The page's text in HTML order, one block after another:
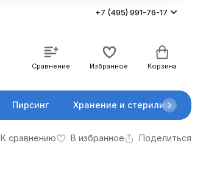
+7 (495) 991-76-17
Сравнение Избранное Корзина
Пирсинг Хранение и стерилизация
К сравнению В избранное Поделиться